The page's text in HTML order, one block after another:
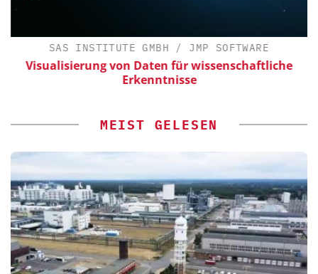
SAS INSTITUTE GMBH / JMP SOFTWARE
Visualisierung von Daten für wissenschaftliche
Erkenntnisse
MEIST GELESEN